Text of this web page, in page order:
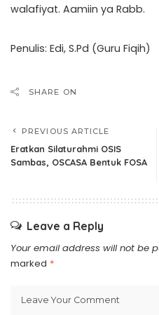
walafiyat. Aamiin ya Rabb.
Penulis: Edi, S.Pd (Guru Fiqih)
SHARE ON
PREVIOUS ARTICLE
Eratkan Silaturahmi OSIS
Sambas, OSCASA Bentuk FOSA
Leave a Reply
Your email address will not be
marked *